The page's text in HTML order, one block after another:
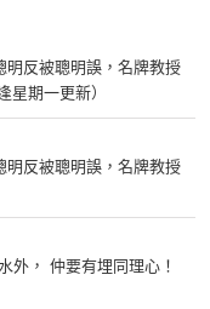
明反被聰明誤，名牌教授
星期一更新）
明反被聰明誤，名牌教授
外， 仲要有埋同理心！